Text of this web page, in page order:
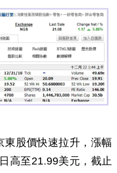
股價快速拉升，漲幅
高至21.99美元，截止